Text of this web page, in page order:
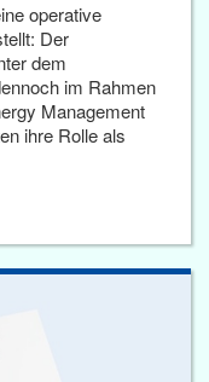
operative
Der
dem
im Rahmen
Management
ihre Rolle als